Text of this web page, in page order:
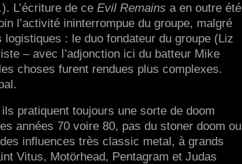
L’écriture de ce Evil Remains a en outre été
l’activité ininterrompue du groupe, malgré
: le duo fondateur du groupe (Liz
– avec l’adjonction ici du batteur Mike
choses furent rendues plus complexes.
pratiquent toujours une sorte de doom
années 70 voire 80, pas du stoner doom ou
influences très classic metal, à grands
Vitus, Motörhead, Pentagram et Judas